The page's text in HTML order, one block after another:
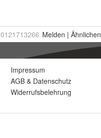
0121713266 Melden | Ähnlichen
Impressum
AGB & Datenschutz
Widerrufsbelehrung